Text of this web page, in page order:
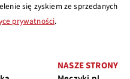
się zyskiem ze sprzedanych
prywatności.
NASZE STRONY